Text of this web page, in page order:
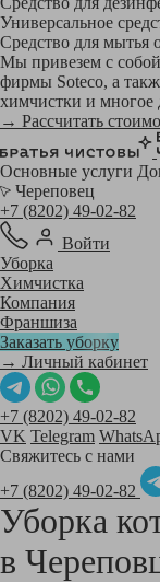
Универсальное
Средство для мытья
Мы привезем с
фирмы Soteco, а
химчистки и
→ Рассчитать
Основные услуги
Череповец
+7 (8202) 49-02-82
Войти
Уборка
Химчистка
Компания
Франшиза
Заказать уборку
→ Личный кабинет
+7 (8202) 49-02-82
VK Telegram
Свяжитесь с нами
+7 (8202) 49-02-82
Уборка
в